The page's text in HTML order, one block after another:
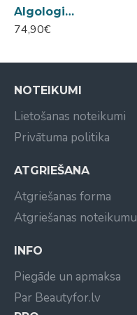
Algologie skin cream redensifying & plumping ādas blīvumu un tvirtumu atjaunojošs krēms 50ml
74,90€
NOTEIKUMI
Lietošanas noteikumi
Privātuma politika
ATGRIEŠANA
Atgriešanas forma
Atgriešanas noteikumu
INFO
Piegāde un apmaksa
Par Beautyfor.lv